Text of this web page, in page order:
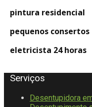
pintura residencial
pequenos consertos
eletricista 24 horas
Serviços
Desentupidora